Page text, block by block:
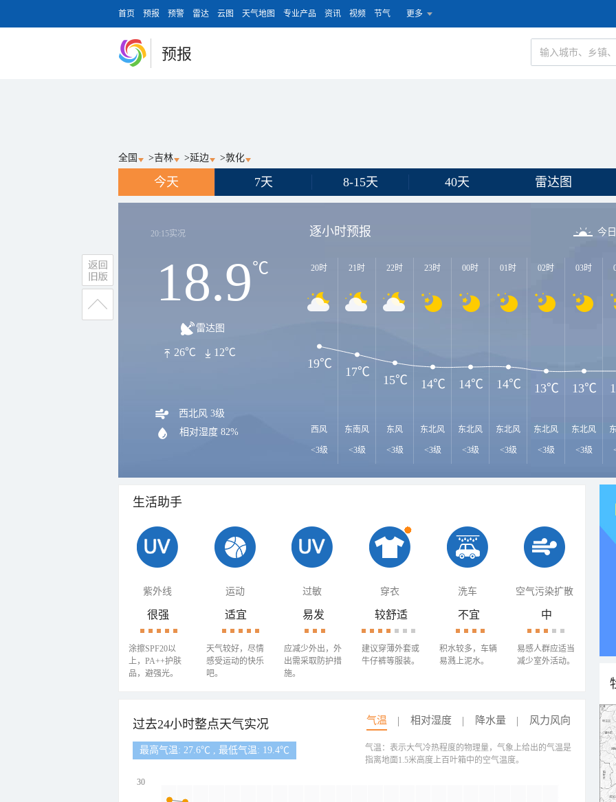
首页 预报 预警 雷达 云图 天气地图 专业产品 资讯 视频 节气 更多
预报
全国 >吉林 >延边 >敦化
今天 7天 8-15天 40天 雷达图
20:15实况
18.9℃
雷达图
26℃ 12℃
西北风 3级
相对湿度 82%
逐小时预报 今
20时
西风
<3级
21时
东南风
<3级
22时
东风
<3级
23时
东北风
<3级
00时
东北风
<3级
01时
东北风
<3级
02时
东北风
<3级
03时
东北风
<3级
19℃
17℃
15℃ 14℃ 14℃ 14℃ 13℃ 13℃
生活助手
紫外线 运动 过敏 穿衣 洗车 空气污染扩散
很强
涂擦SPF20以
上，PA++护肤
品，避强光。
适宜
天气较好，尽情
感受运动的快乐
吧。
易发
应减少外出，外
出需采取防护措
施。
较舒适
建议穿薄外套或
牛仔裤等服装。
不宜
积水较多，车辆
易溅上泥水。
中
易感人群应适当
减少室外活动。
过去24小时整点天气实况 气温 相对湿度 降水量 风力风向
最高气温: 27.6℃ , 最低气温: 19.4℃
30
气温：表示大气冷热程度的物理量，气象上给出的气温是
指离地面1.5米高度上百叶箱中的空气温度。